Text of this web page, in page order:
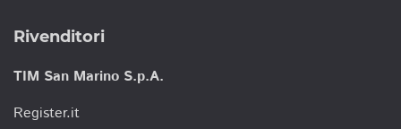
Rivenditori
TIM San Marino S.p.A.
Register.it